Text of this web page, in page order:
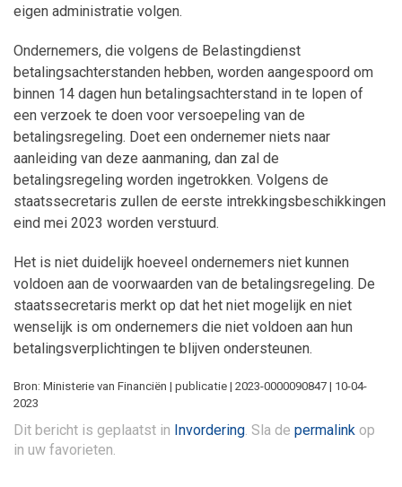
eigen administratie volgen.
Ondernemers, die volgens de Belastingdienst
betalingsachterstanden hebben, worden aangespoord om
binnen 14 dagen hun betalingsachterstand in te lopen of
een verzoek te doen voor versoepeling van de
betalingsregeling. Doet een ondernemer niets naar
aanleiding van deze aanmaning, dan zal de
betalingsregeling worden ingetrokken. Volgens de
staatssecretaris zullen de eerste intrekkingsbeschikkingen
eind mei 2023 worden verstuurd.
Het is niet duidelijk hoeveel ondernemers niet kunnen
voldoen aan de voorwaarden van de betalingsregeling. De
staatssecretaris merkt op dat het niet mogelijk en niet
wenselijk is om ondernemers die niet voldoen aan hun
betalingsverplichtingen te blijven ondersteunen.
Bron: Ministerie van Financiën | publicatie | 2023-0000090847 | 10-04-
2023
Dit bericht is geplaatst in Invordering . Sla de permalink op
in uw favorieten.